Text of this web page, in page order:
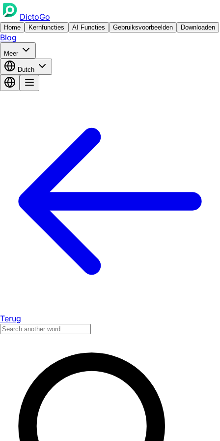
DictoGo
Home Kernfuncties AI Functies Gebruiksvoorbeelden Downloaden
Blog
Meer
Dutch
Terug